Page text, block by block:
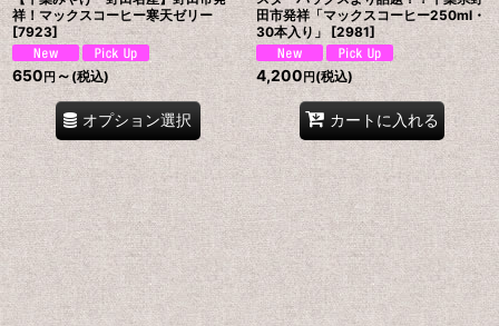
祥！マックスコーヒー寒天ゼリー
[7923]
650円～(税込)
オプション選択
田市発祥「マックスコーヒー250ml・
30本入り」
[2981]
4,200 円 (税込)
カートに入れる